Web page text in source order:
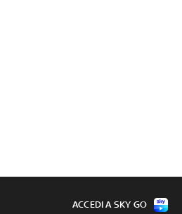
ACCEDI A SKY GO